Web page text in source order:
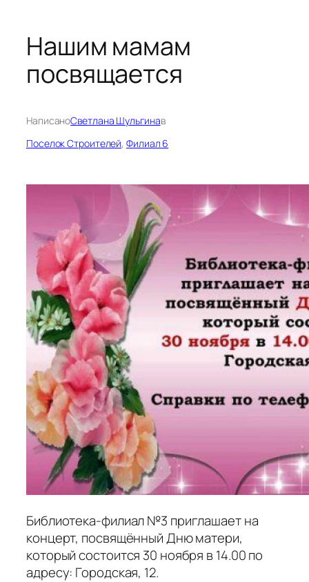
Нашим мамам
посвящается
НаписаноСветлана Шульгинав
Поселок Строителей, Филиал 6
Библиотека-филиал №3 приглашает на
концерт, посвящённый Дню матери,
который состоится 30 ноября в 14.00 по
адресу: Городская, 12.